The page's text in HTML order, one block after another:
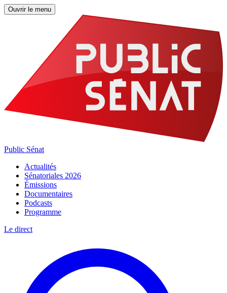
Ouvrir le menu
Public Sénat
Actualités
Sénatoriales 2026
Émissions
Documentaires
Podcasts
Programme
Le direct